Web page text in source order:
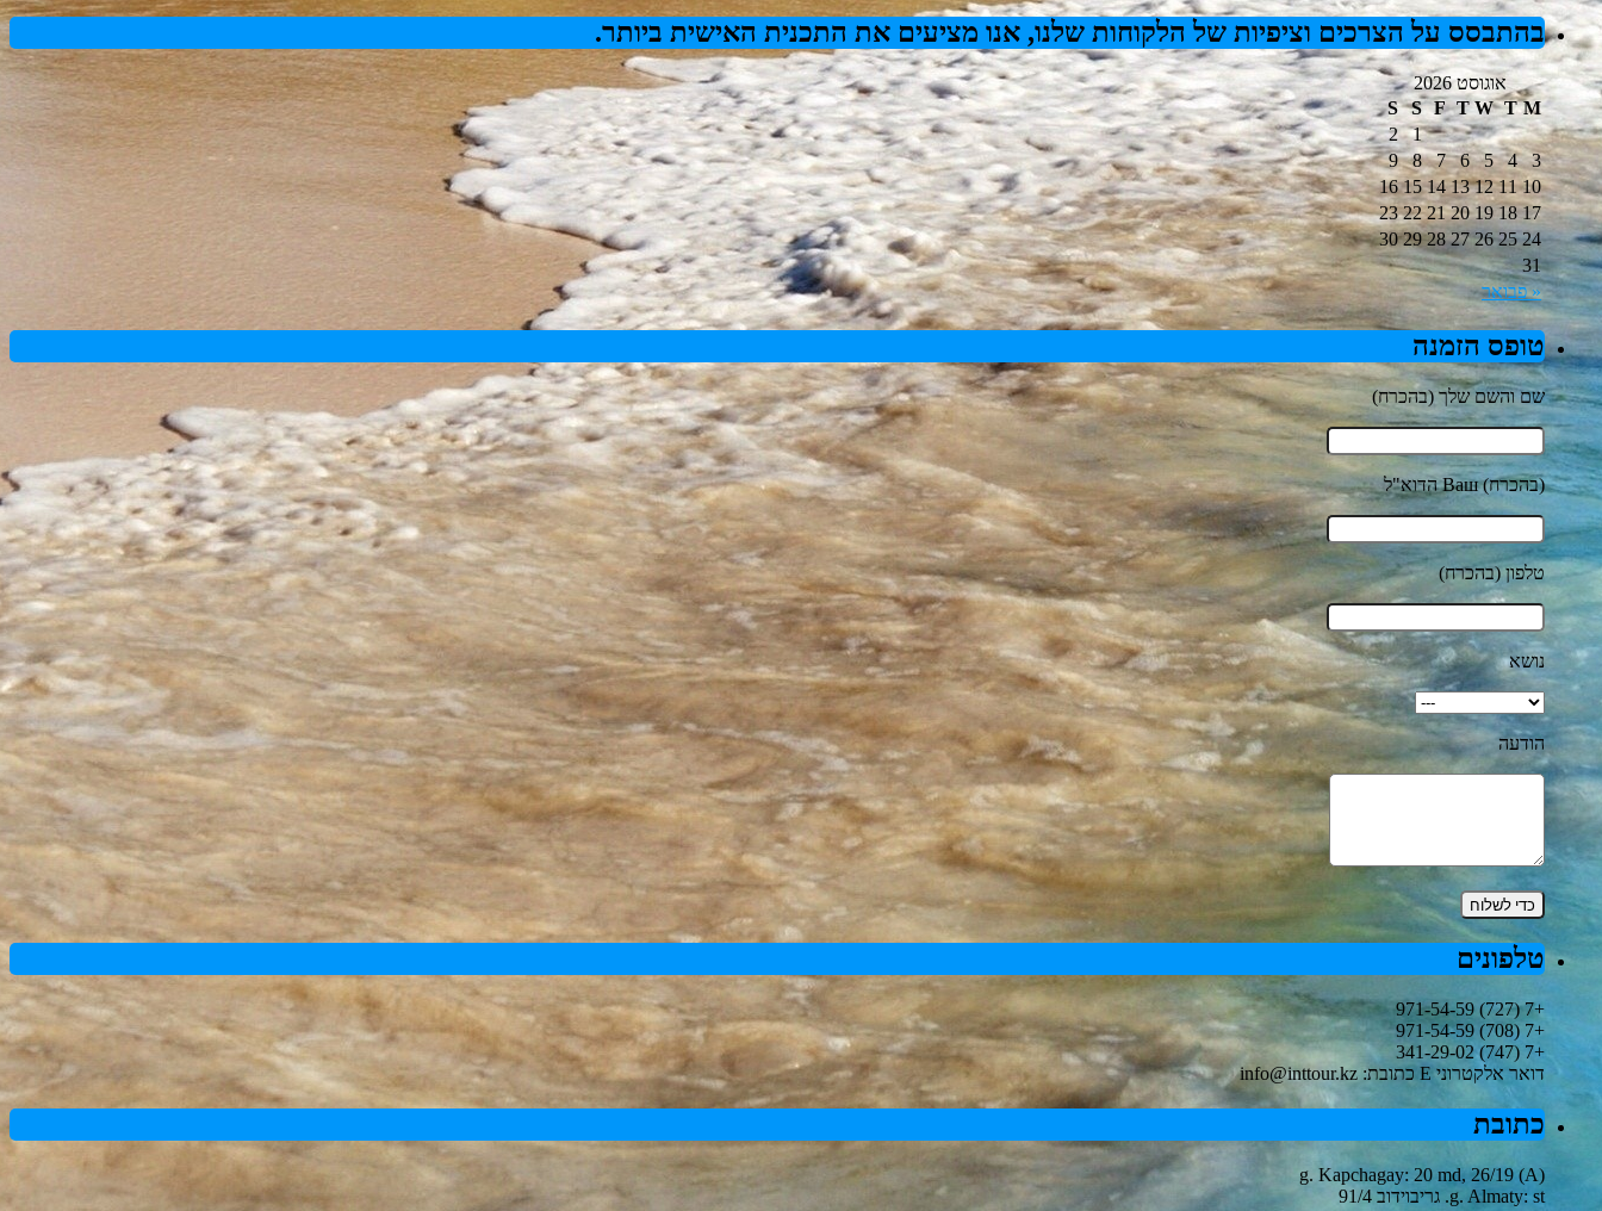
בהתבסס על הצרכים וציפיות של הלקוחות שלנו, אנו מציעים את התכנית האישית ביותר.
אוגוסט 2026
M
T
W
T
F
S
S
« פבואר
1
2
3
4
5
6
7
8
9
10
11
12
13
14
15
16
17
18
19
20
21
22
23
24
25
26
27
28
29
30
31
טופס הזמנה
שם והשם שלך (בהכרח)
הדוא"ל Ваш (בהכרח)
טלפון (בהכרח)
נושא
הודעה
טלפונים
+7 (727) 971-54-59
+7 (708) 971-54-59
+7 (747) 341-29-02
דואר אלקטרוני E כתובת: info@inttour.kz
כתובת
g. Kapchagay: 20 md, 26/19 (А)
g. Almaty: st. גריבוידוב 91/4